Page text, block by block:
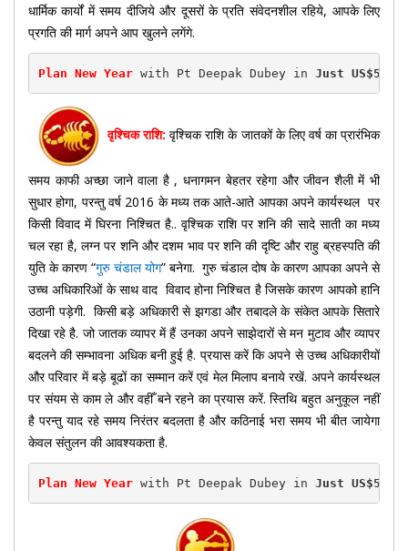
धार्मिक कार्यों में समय दीजिये और दूसरों के प्रति संवेदनशील रहिये, आपके लिए
प्रगति की मार्ग अपने आप खुलने लगेंगे.
Plan New Year with Pt Deepak Dubey in Just
वृश्चिक राशि: वृश्चिक राशि के जातकों के लिए वर्ष का प्रारंभिक
समय काफी अच्छा जाने वाला है , धनागमन बेहतर रहेगा और जीवन शैली में भी
सुधार होगा, परन्तु वर्ष 2016 के मध्य तक आते-आते आपका अपने कार्यस्थल पर
किसी विवाद में घिरना निश्चित है.. वृश्चिक राशि पर शनि की सादे साती का मध्य
चल रहा है, लग्न पर शनि और दशम भाव पर शनि की दृष्टि और राहु ब्रहस्पति की
युति के कारण “गुरु चंडाल योग” बनेगा. गुरु चंडाल दोष के कारण आपका अपने से
उच्च अधिकारिओं के साथ वाद विवाद होना निश्चित है जिसके कारण आपको हानि
उठानी पड़ेगी. किसी बड़े अधिकारी से झगडा और तबादले के संकेत आपके सितारे
दिखा रहे है. जो जातक व्यापर में हैं उनका अपने साझेदारों से मन मुटाव और व्यापर
बदलने की सम्भावना अधिक बनी हुई है. प्रयास करें कि अपने से उच्च अधिकारीयों
और परिवार में बड़े बूढों का सम्मान करें एवं मेल मिलाप बनाये रखें. अपने कार्यस्थल
पर संयम से काम ले और वहीँ बने रहने का प्रयास करें. स्तिथि बहुत अनुकूल नहीं
है परन्तु याद रहे समय निरंतर बदलता है और कठिनाई भरा समय भी बीत जायेगा
केवल संतुलन की आवश्यकता है.
Plan New Year with Pt Deepak Dubey in Just